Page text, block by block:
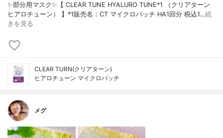
✨部分用マスク✨【 CLEAR TUNE HYALURO TUNE*1 （クリアターン
ヒアロチューン） 】*1販売名：CT マイクロパッチ HA1回分 税込1…続
きを見る
CLEAR TURN(クリアターン)
ヒアロチューン マイクロパッチ
メグ